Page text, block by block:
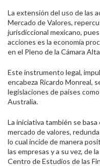
La extensión del uso de las
Mercado de Valores,
jurisdiccional mexicano,
acciones es la economía
en el Pleno de la Cámara
Este instrumento legal,
encabeza Ricardo Monreal,
legislaciones de países
Australia.
La iniciativa también se
mercado de valores,
lo cual incide de manera
las empresas y a su vez, de
Centro de Estudios de las